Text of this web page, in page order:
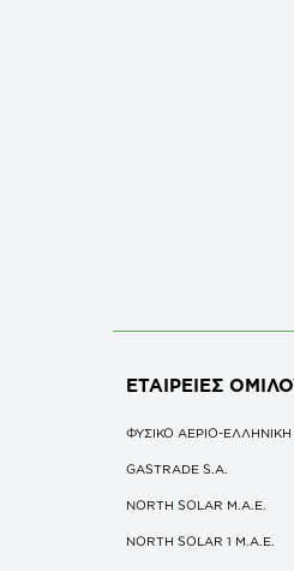
ΕΤΑΙΡΕΙΕΣ
ΦΥΣΙΚΟ ΑΕΡΙΟ-ΕΛΛΗΝΙΚΗ
GASTRADE S.A.
NORTH SOLAR M.Α.Ε.
NORTH SOLAR 1 M.Α.Ε.